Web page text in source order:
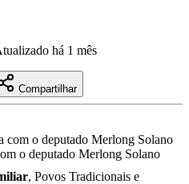
há 1 mês
Compartilhar
o deputado Merlong Solano
, Povos Tradicionais e